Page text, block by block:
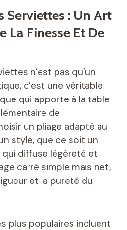
Serviettes : Un Art
La Finesse Et De
n’est pas qu’un
c’est une véritable
qui apporte à la table
de
un pliage adapté au
style, que ce soit un
qui diffuse légèreté et
carré simple mais net,
et la pureté du
plus populaires incluent